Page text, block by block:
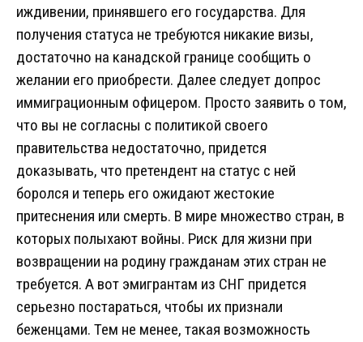
иждивении, принявшего его государства. Для
получения статуса не требуются никакие визы,
достаточно на канадской границе сообщить о
желании его приобрести. Далее следует допрос
иммиграционным офицером. Просто заявить о том,
что вы не согласны с политикой своего
правительства недостаточно, придется
доказывать, что претендент на статус с ней
боролся и теперь его ожидают жестокие
притеснения или смерть. В мире множество стран, в
которых полыхают войны. Риск для жизни при
возвращении на родину гражданам этих стран не
требуется. А вот эмигрантам из СНГ придется
серьезно постараться, чтобы их признали
беженцами. Тем не менее, такая возможность